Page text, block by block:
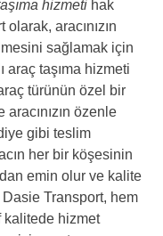
hizmetihak
aracınızın
sağlamak için
araç taşıma hizmeti
türünün özel bir
özenle
gibi teslim
her bir köşesinin
emin olur ve kalite
Transport, hem
kalitede hizmet